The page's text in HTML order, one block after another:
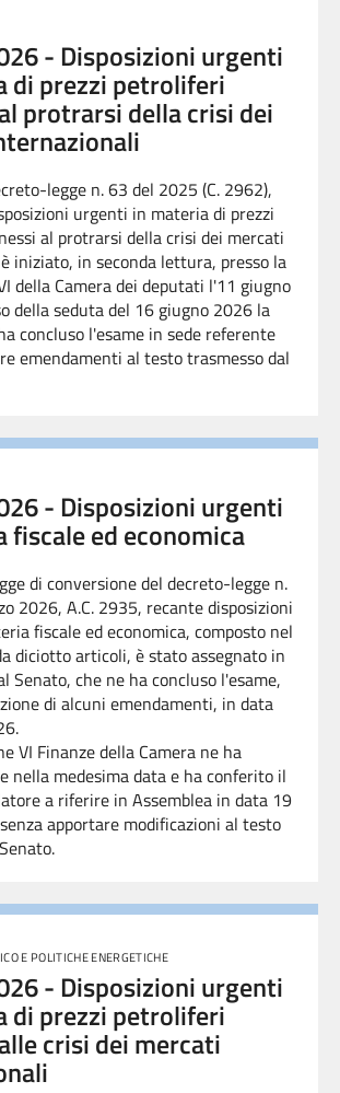
- Disposizioni urgenti
di prezzi petroliferi
protrarsi della crisi dei
legge n. 63 del 2025 (C. 2962​),
urgenti in materia di prezzi
al protrarsi della crisi dei mercati
iniziato, in seconda lettura, presso la
della Camera dei deputati l'11 giugno
della seduta del 16 giugno 2026 la
concluso l'esame in sede referente
emendamenti al testo trasmesso dal
- Disposizioni urgenti
fiscale ed economica
di conversione del decreto-legge n.
2026, A.C. 2935, recante disposizioni
fiscale ed economica, composto nel
diciotto articoli, è stato assegnato in
Senato, che ne ha concluso l'esame,
di alcuni emendamenti, in data
VI Finanze della Camera ne ha
nella medesima data e ha conferito il
a riferire in Assemblea in data 19
apportare modificazioni al testo
E POLITICHE ENERGETICHE
- Disposizioni urgenti
di prezzi petroliferi
crisi dei mercati